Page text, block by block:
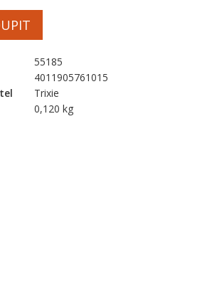
55185
4011905761015
Trixie
0,120 kg